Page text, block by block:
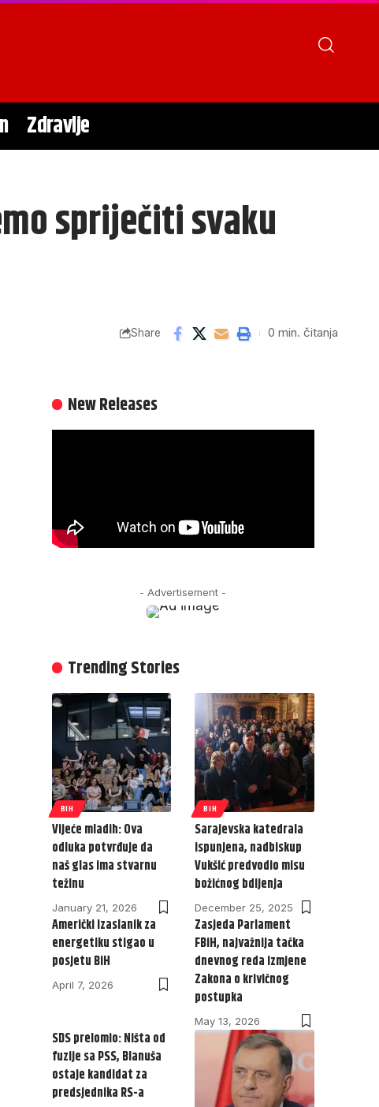
Zdravlje
spriječiti svaku
Share 0 min. čitanja
New Releases
- Advertisement -
Trending Stories
BIH
Vijeće mladih: Ova
odluka potvrđuje da
naš glas ima stvarnu
težinu
January 21, 2026
BIH
Sarajevska katedrala
ispunjena, nadbiskup
Vukšić predvodio misu
božićnog bdijenja
December 25, 2025
Američki izaslanik za
energetiku stigao u
posjetu BiH
April 7, 2026
Zasjeda Parlament
FBiH, najvažnija tačka
dnevnog reda izmjene
Zakona o krivičnog
postupka
May 13, 2026
SDS prelomio: Ništa od
fuzije sa PSS, Blanuša
ostaje kandidat za
predsjednika RS-a